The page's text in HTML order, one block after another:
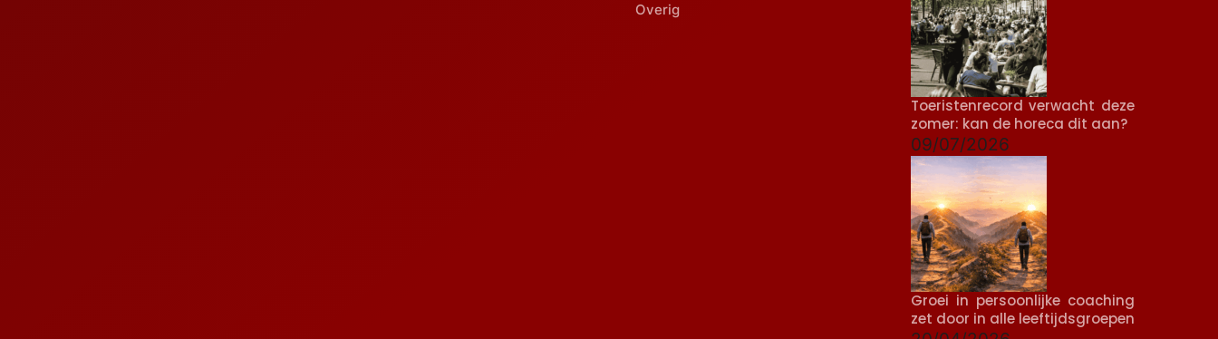
Overig
Toeristenrecord verwacht deze
zomer: kan de horeca dit aan?
09/07/2026
Groei in persoonlijke coaching
zet door in alle leeftijdsgroepen